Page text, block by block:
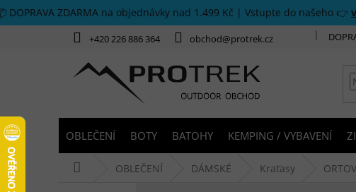
Přejít na obsah
DOPRAVA ZDARMA na objednávky nad 1.499 Kč | Vstupte do našeho 👉
+420 226 886 364 obchod@protrek.cz
OBLEČENÍ BOTY BATOHY KEMPING / VYBAVENÍ
OBLEČENÍ DÁMSKÉ Kraťasy